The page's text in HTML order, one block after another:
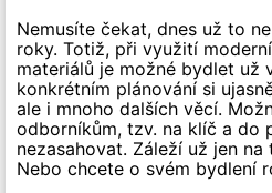
Nemusíte čekat, dnes už to
roky. Totiž, při využití
materiálů je možné bydlet už
konkrétním plánování si
ale i mnoho dalších věcí.
odborníkům, tzv. na klíč a do
nezasahovat. Záleží už jen
Nebo chcete o svém bydlení